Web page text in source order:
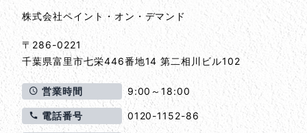
株式会社ペイント・オン・デマンド
〒286-0221
千葉県富里市七栄446番地14 第二相川ビル102
営業時間 9:00～18:00
電話番号 0120-1152-86